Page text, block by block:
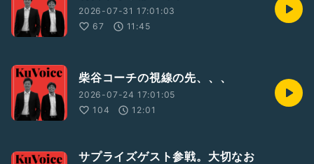
2026-07-31 17:01:03
67
11:45
柴谷コーチの視線の先、、、
2026-07-24 17:01:05
104
12:01
サプライズゲスト参戦。大切なお